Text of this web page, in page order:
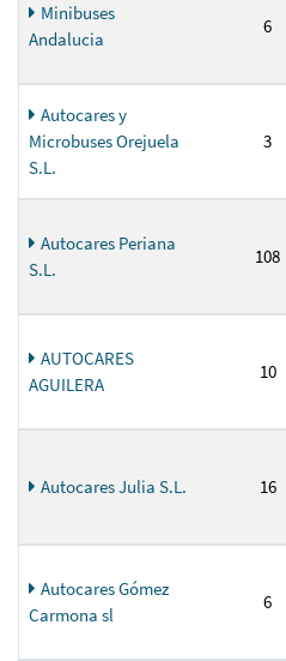
Minibuses
Andalucia
6
Autocares y
Microbuses Orejuela
S.L.
3
Autocares Periana
S.L.
108
AUTOCARES
AGUILERA
10
Autocares Julia S.L. 16
Autocares Gómez
Carmona sl
6